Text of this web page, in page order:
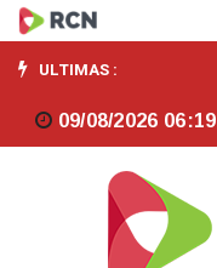
Fampesc
inicia
no
Meio-
Oeste
ULTIMAS :
09/08/2026 06:19